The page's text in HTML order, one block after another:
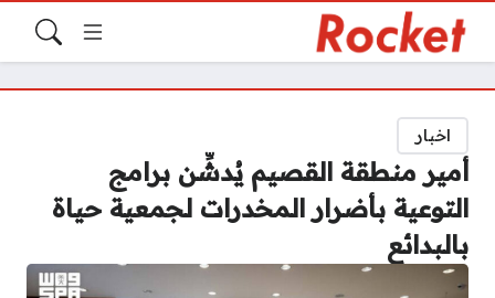
اخبار
أمير منطقة القصيم يُدشِّن برامج
التوعية بأضرار المخدرات لجمعية حياة
بالبدائع